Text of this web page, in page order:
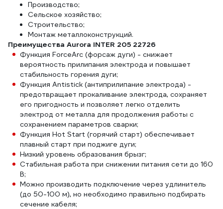
Производство;
Сельское хозяйство;
Строительство;
Монтаж металлоконструкций.
Преимущества Aurora INTER 205 22726
Функция ForceArc (форсаж дуги) - снижает
вероятность прилипания электрода и повышает
стабильность горения дуги;
Функция Antistick (антиприлипание электрода) -
предотвращает прокаливание электрода, сохраняет
его пригодность и позволяет легко отделить
электрод от металла для продолжения работы с
сохранением параметров сварки;
Функция Hot Start (горячий старт) обеспечивает
плавный старт при поджиге дуги;
Низкий уровень образования брызг;
Стабильная работа при снижении питания сети до 160
В;
Можно производить подключение через удлинитель
(до 50-100 м), но необходимо правильно подбирать
сечение кабеля;